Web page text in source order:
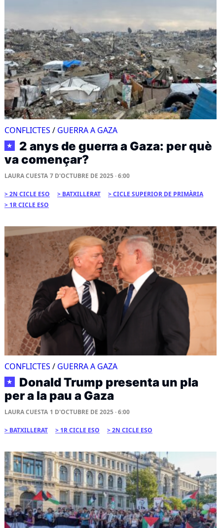
CONFLICTES / GUERRA A GAZA
★
2 anys de guerra a Gaza: per què
va començar?
LAURA CUESTA 7 D'OCTUBRE DE 2025 · 6:00
2N CICLE ESO BATXILLERAT
CICLE SUPERIOR DE PRIMÀRIA
1R CICLE ESO
CONFLICTES / GUERRA A GAZA
★
Donald Trump presenta un pla
per a la pau a Gaza
LAURA CUESTA 1 D'OCTUBRE DE 2025 · 6:00
BATXILLERAT 1R CICLE ESO 2N CICLE ESO